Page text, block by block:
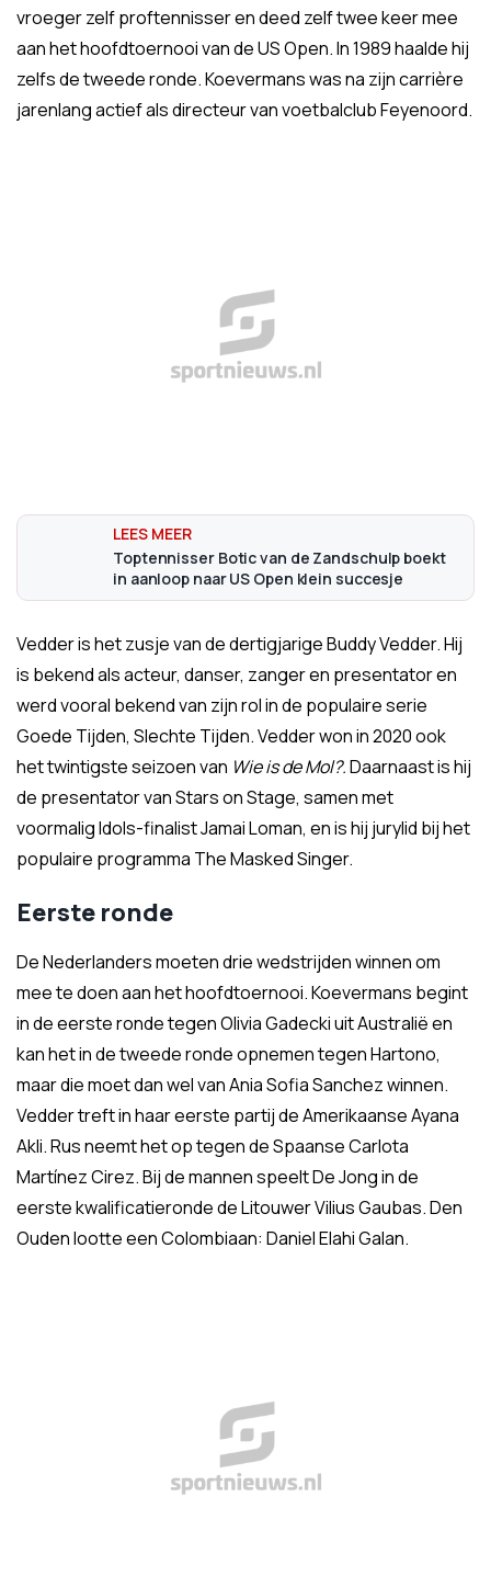
vroeger zelf proftennisser en deed zelf twee keer mee
aan het hoofdtoernooi van de US Open. In 1989 haalde hij
zelfs de tweede ronde. Koevermans was na zijn carrière
jarenlang actief als directeur van voetbalclub Feyenoord.
Toptennisser Botic van de Zandschulp boekt
in aanloop naar US Open klein succesje
Vedder is het zusje van de dertigjarige Buddy Vedder. Hij
is bekend als acteur, danser, zanger en presentator en
werd vooral bekend van zijn rol in de populaire serie
Goede Tijden, Slechte Tijden. Vedder won in 2020 ook
het twintigste seizoen van Wie is de Mol?.Daarnaast is hij
de presentator van Stars on Stage, samen met
voormalig Idols-finalist Jamai Loman, en is hij jurylid bij het
populaire programma The Masked Singer.
Eerste ronde
De Nederlanders moeten drie wedstrijden winnen om
mee te doen aan het hoofdtoernooi. Koevermans begint
in de eerste ronde tegen Olivia Gadecki uit Australië en
kan het in de tweede ronde opnemen tegen Hartono,
maar die moet dan wel van Ania Sofia Sanchez winnen.
Vedder treft in haar eerste partij de Amerikaanse Ayana
Akli. Rus neemt het op tegen de Spaanse Carlota
Martínez Cirez. Bij de mannen speelt De Jong in de
eerste kwalificatieronde de Litouwer Vilius Gaubas. Den
Ouden lootte een Colombiaan: Daniel Elahi Galan.